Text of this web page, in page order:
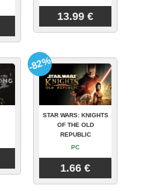
13.99 €
STAR WARS: KNIGHTS
OF THE OLD
REPUBLIC
PC
1.66 €
-82%